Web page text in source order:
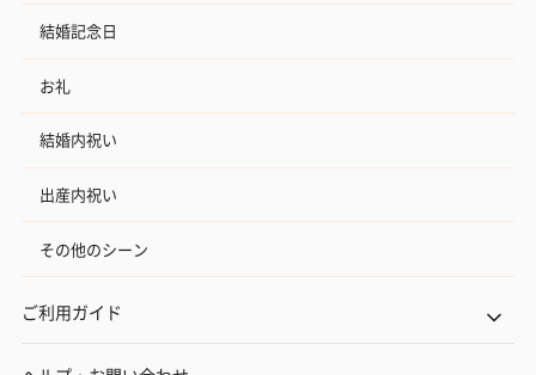
結婚記念日
お礼
結婚内祝い
出産内祝い
その他のシーン
ご利用ガイド